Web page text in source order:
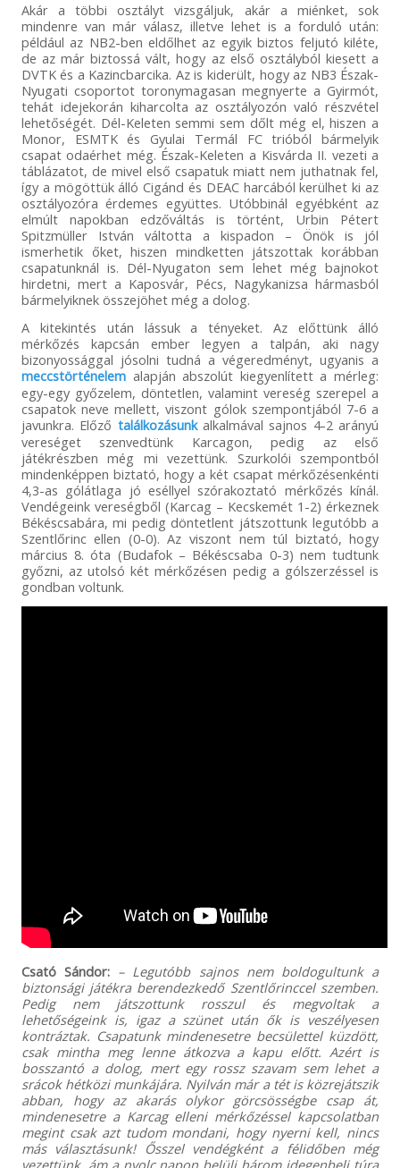
Akár a többi osztályt vizsgáljuk, akár a miénket, sok
mindenre van már válasz, illetve lehet is a forduló után:
például az NB2-ben eldőlhet az egyik biztos feljutó kiléte,
de az már biztossá vált, hogy az első osztályból kiesett a
DVTK és a Kazincbarcika. Az is kiderült, hogy az NB3 Észak-
Nyugati csoportot toronymagasan megnyerte a Gyirmót,
tehát idejekorán kiharcolta az osztályozón való részvétel
lehetőségét. Dél-Keleten semmi sem dőlt még el, hiszen a
Monor, ESMTK és Gyulai Termál FC trióból bármelyik
csapat odaérhet még. Észak-Keleten a Kisvárda II. vezeti a
táblázatot, de mivel első csapatuk miatt nem juthatnak fel,
így a mögöttük álló Cigánd és DEAC harcából kerülhet ki az
osztályozóra érdemes együttes. Utóbbinál egyébként az
elmúlt napokban edzőváltás is történt, Urbin Pétert
Spitzmüller István váltotta a kispadon – Önök is jól
ismerhetik őket, hiszen mindketten játszottak korábban
csapatunknál is. Dél-Nyugaton sem lehet még bajnokot
hirdetni, mert a Kaposvár, Pécs, Nagykanizsa hármasból
bármelyiknek összejöhet még a dolog.
A kitekintés után lássuk a tényeket. Az előttünk álló
mérkőzés kapcsán ember legyen a talpán, aki nagy
bizonyossággal jósolni tudná a végeredményt, ugyanis a
meccstörténelemalapján abszolút kiegyenlített a mérleg:
egy-egy győzelem, döntetlen, valamint vereség szerepel a
csapatok neve mellett, viszont gólok szempontjából 7-6 a
javunkra. Előző találkozásunkalkalmával sajnos 4-2 arányú
vereséget szenvedtünk Karcagon, pedig az első
játékrészben még mi vezettünk. Szurkolói szempontból
mindenképpen biztató, hogy a két csapat mérkőzésenkénti
4,3-as gólátlaga jó eséllyel szórakoztató mérkőzés kínál.
Vendégeink vereségből (Karcag – Kecskemét 1-2) érkeznek
Békéscsabára, mi pedig döntetlent játszottunk legutóbb a
Szentlőrinc ellen (0-0). Az viszont nem túl biztató, hogy
március 8. óta (Budafok – Békéscsaba 0-3) nem tudtunk
győzni, az utolsó két mérkőzésen pedig a gólszerzéssel is
gondban voltunk.
Csató Sándor: – Legutóbb sajnos nem boldogultunk a
biztonsági játékra berendezkedő Szentlőrinccel szemben.
Pedig nem játszottunk rosszul és megvoltak a
lehetőségeink is, igaz a szünet után ők is veszélyesen
kontráztak. Csapatunk mindenesetre becsülettel küzdött,
csak mintha meg lenne átkozva a kapu előtt. Azért is
bosszantó a dolog, mert egy rossz szavam sem lehet a
srácok hétközi munkájára. Nyilván már a tét is közrejátszik
abban, hogy az akarás olykor görcsösségbe csap át,
mindenesetre a Karcag elleni mérkőzéssel kapcsolatban
megint csak azt tudom mondani, hogy nyerni kell, nincs
más választásunk! Ősszel vendégként a félidőben még